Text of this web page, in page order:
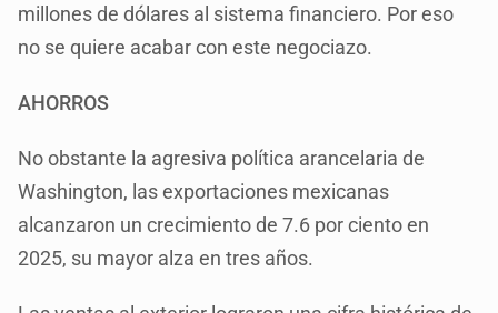
millones de dólares al sistema financiero. Por eso
no se quiere acabar con este negociazo.
AHORROS
No obstante la agresiva política arancelaria de
Washington, las exportaciones mexicanas
alcanzaron un crecimiento de 7.6 por ciento en
2025, su mayor alza en tres años.